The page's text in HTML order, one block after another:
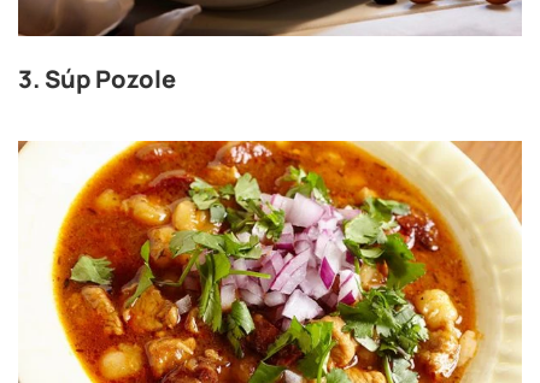
3. Súp Pozole